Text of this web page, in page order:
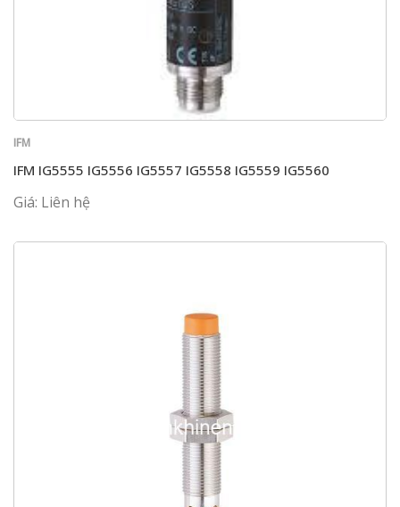
IFM
IFM IG5555 IG5556 IG5557 IG5558 IG5559 IG5560
Giá: Liên hệ